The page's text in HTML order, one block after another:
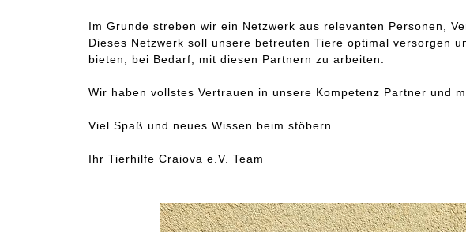
Im Grunde streben wir ein Netzwerk aus relevanten Personen,
Dieses Netzwerk soll unsere betreuten Tiere optimal versorgen
bieten, bei Bedarf, mit diesen Partnern zu arbeiten.
Wir haben vollstes Vertrauen in unsere Kompetenz Partner und
Viel Spaß und neues Wissen beim stöbern.
Ihr Tierhilfe Craiova e.V. Team